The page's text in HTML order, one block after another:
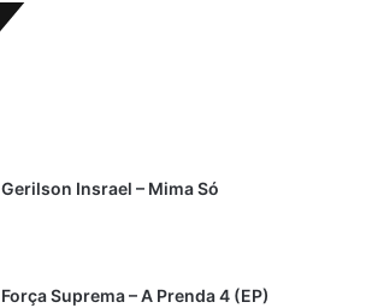
Gerilson Insrael – Mima Só
Força Suprema – A Prenda 4 (EP)